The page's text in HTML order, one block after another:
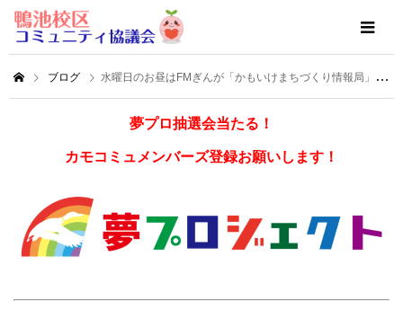
ブログ 水曜日のお昼はFMぎんが「かもいけまちづくり情報局」好評放送中！
夢プロ抽選会当たる！
カモコミュメンバーズ登録お願いします！